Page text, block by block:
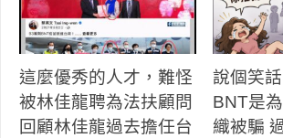
這麼優秀的人才，難怪
被林佳龍聘為法扶顧問
回顧林佳龍過去擔任台
說個笑
BNT是
織被騙